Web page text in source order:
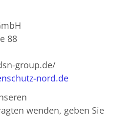
88
group.de/
nord.de
wenden, geben Sie